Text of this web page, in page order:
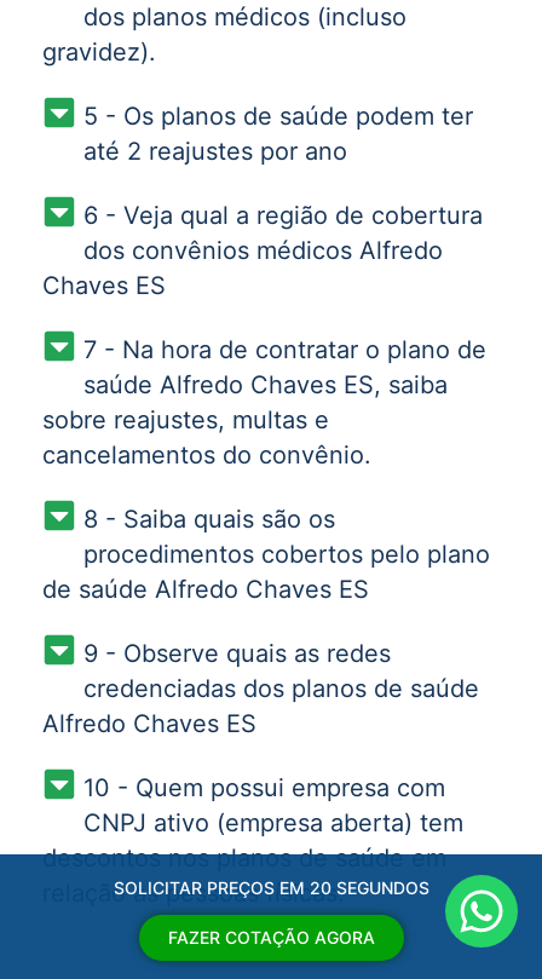
dos planos médicos (incluso
gravidez).
5 - Os planos de saúde podem ter
até 2 reajustes por ano
6 - Veja qual a região de cobertura
dos convênios médicos Alfredo
Chaves ES
7 - Na hora de contratar o plano de
saúde Alfredo Chaves ES, saiba
sobre reajustes, multas e
cancelamentos do convênio.
8 - Saiba quais são os
procedimentos cobertos pelo plano
de saúde Alfredo Chaves ES
9 - Observe quais as redes
credenciadas dos planos de saúde
Alfredo Chaves ES
10 - Quem possui empresa com
CNPJ ativo (empresa aberta) tem
descontos nos planos de saúde em
relação as pessoas físicas.
SOLICITAR PREÇOS EM 20 SEGUNDOS
FAZER COTAÇÃO AGORA